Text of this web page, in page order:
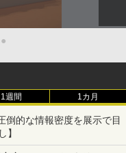
●
1週間 1カ月
倒的な情報密度を展示で目
】